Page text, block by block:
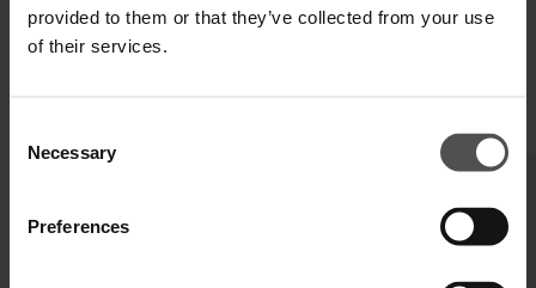
provided to them or that they’ve collected from your use
of their services.
Selection
Necessary
Preferences
TI POTREBBERO INTERESSARE ANCHE